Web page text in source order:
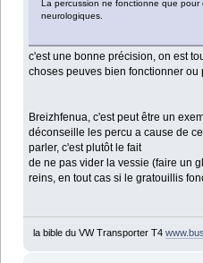
La percussion ne fonctionne que pour
neurologiques.
c'est une bonne précision, on est
choses peuves bien fonctionner ou
Breizhfenua, c'est peut être un
déconseille les percu a cause de
parler, c'est plutôt le fait
de ne pas vider la vessie (faire un
reins, en tout cas si le gratouillis
la bible du VW Transporter T4